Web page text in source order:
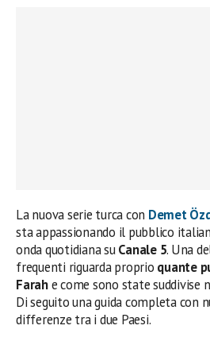
La nuova serie turca con Demet
sta appassionando il pubblico
onda quotidiana suCanale 5. Una
frequenti riguarda proprio quante
Farahe come sono state suddivise
Di seguito una guida completa con
differenze tra i due Paesi.